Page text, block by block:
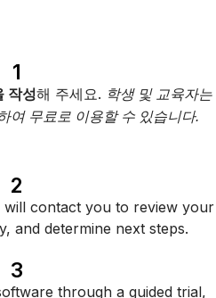
1
작성해 주세요. 학생 및 교육자는
여 무료로 이용할 수 있습니다.
2
will contact you to review your
and determine next steps.
3
through a guided trial,